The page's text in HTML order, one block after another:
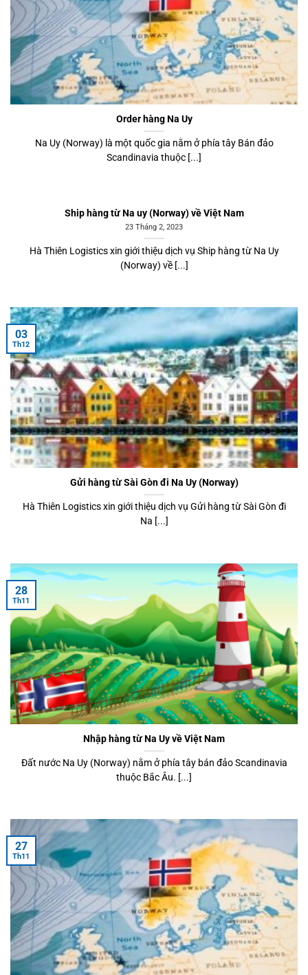
Order hàng Na Uy
Na Uy (Norway) là một quốc gia nằm ở phía tây Bán đảo
Scandinavia thuộc [...]
Ship hàng từ Na uy (Norway) về Việt Nam
23 Tháng 2, 2023
Hà Thiên Logistics xin giới thiệu dịch vụ Ship hàng từ Na Uy
(Norway) về [...]
Gửi hàng từ Sài Gòn đi Na Uy (Norway)
Hà Thiên Logistics xin giới thiệu dịch vụ Gửi hàng từ Sài Gòn đi
Na [...]
03
Th12
Nhập hàng từ Na Uy về Việt Nam
Đất nước Na Uy (Norway) nằm ở phía tây bán đảo Scandinavia
thuộc Bắc Âu. [...]
28
Th11
27
Th11